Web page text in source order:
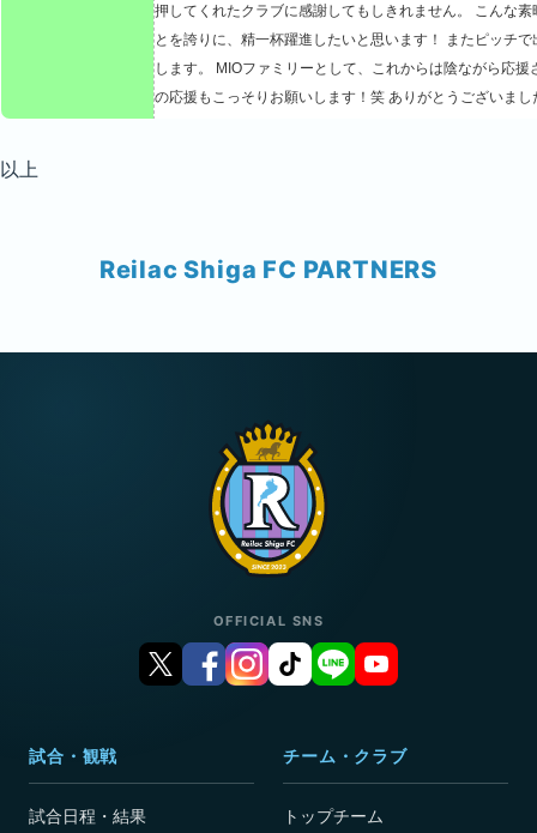
押してくれたクラブに感謝してもしきれません。
こんな
とを誇りに、精一杯躍進したいと思います！
またピッチ
します。
MIOファミリーとして、これからは陰ながら応
の応援もこっそりお願いします！笑 ありがとうございまし
以上
Reilac Shiga FC PARTNERS
OFFICIAL SNS
試合・観戦
試合日程・結果
チーム・クラブ
トップチーム